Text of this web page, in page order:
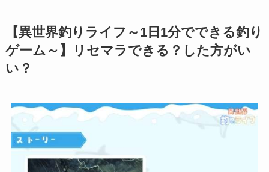
【異世界釣りライフ～1日1分でできる釣り
ゲーム～】リセマラできる？した方がい
い？